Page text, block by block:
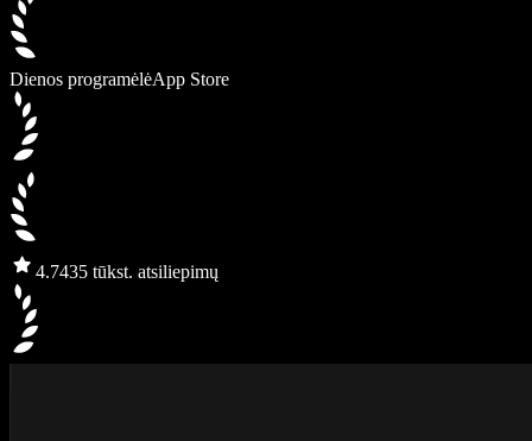
Dienos programėlėApp Store
4.7435 tūkst. atsiliepimų